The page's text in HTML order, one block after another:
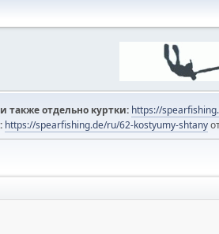
также отдельно куртки: https://
https://spearfishing.de/ru/62-kostyumy-shtany